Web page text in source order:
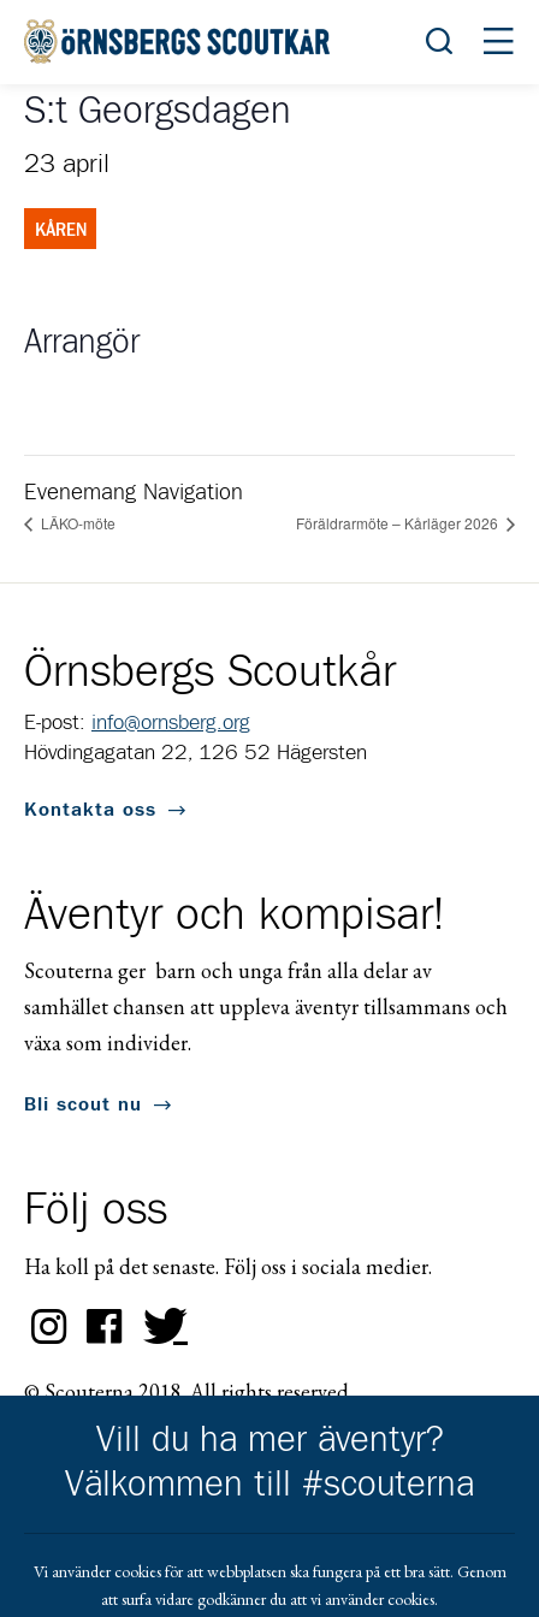
Öppna
S:t Georgsdagen
23 april
KÅREN
Arrangör
Evenemang Navigation
LÄKO-möte Föräldrarmöte – Kårläger 2026
Örnsbergs Scoutkår
E-post: info@ornsberg.org
Hövdingagatan 22, 126 52 Hägersten
Kontakta oss
Äventyr och kompisar!
Scouterna ger barn och unga från alla delar av
samhället chansen att uppleva äventyr tillsammans och
växa som individer.
Bli scout nu
Följ oss
Ha koll på det senaste. Följ oss i sociala medier.
© Scouterna 2018. All rights reserved.
Vill du ha mer äventyr?
Välkommen till #scouterna
Vi använder cookies för att webbplatsen ska fungera på ett bra sätt. Genom
att surfa vidare godkänner du att vi använder cookies.